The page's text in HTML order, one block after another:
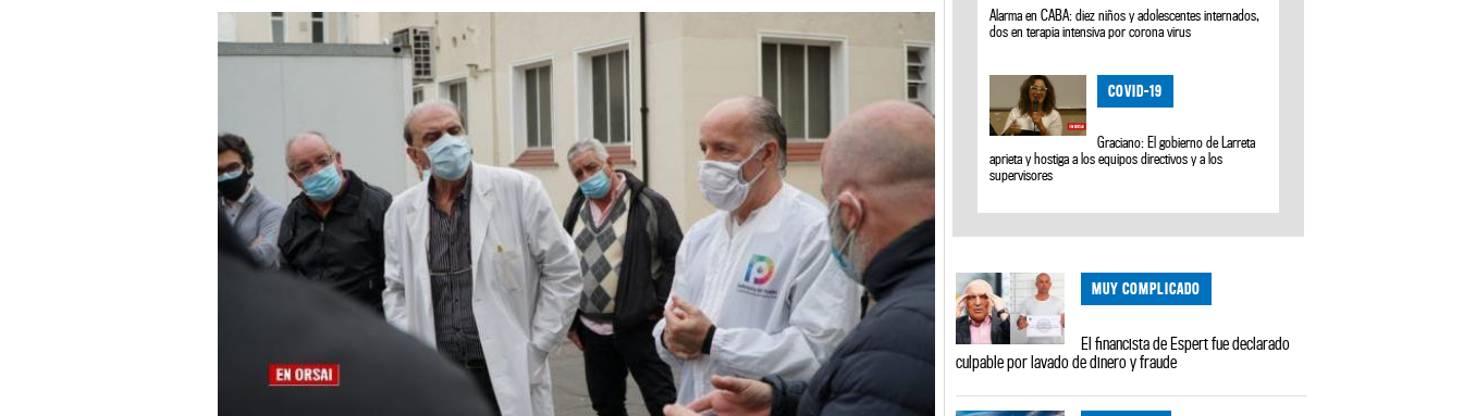
Alarma en CABA: diez niños y adolescentes internados,
dos en terapia intensiva por corona virus
COVID-19
Graciano: El gobierno de Larreta
aprieta y hostiga a los equipos directivos y a los
supervisores
MUY COMPLICADO
El financista de Espert fue declarado
culpable por lavado de dinero y fraude